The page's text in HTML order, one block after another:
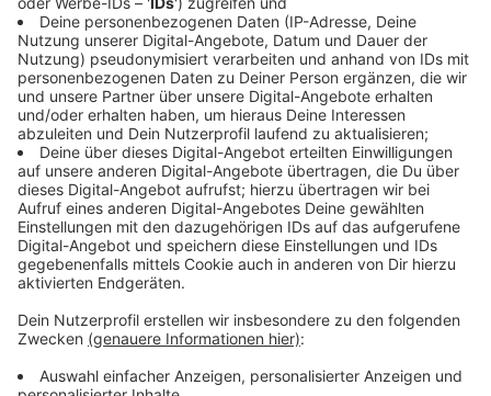
und werden schnell matschig. Besser ist ein kaltes
Wasserbad. Wichtig dabei: Den grünen Kelch oben
dranlassen. Sonst zieht die Erdbeere Wasser und
verliert Geschmack.
Es sind genau diese kleinen Dinge, die man jahrelang
falsch macht, ohne es zu merken. Weil’s irgendwie
immer funktioniert hat. Oder weil man es nie anders
gelernt hat.
Zum Beispiel die Schublade unter dem Backofen. Viele
nutzen sie einfach als Lagerplatz für Backformen oder
Pfannen. Dabei ist sie bei einigen Modellen eigentlich
eine Wärmeschublade. Perfekt, um Teller